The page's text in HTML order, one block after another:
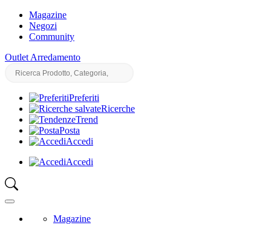
Magazine
Negozi
Community
Outlet Arredamento
Preferiti
Ricerche
Trend
Posta
Accedi
Accedi
Magazine